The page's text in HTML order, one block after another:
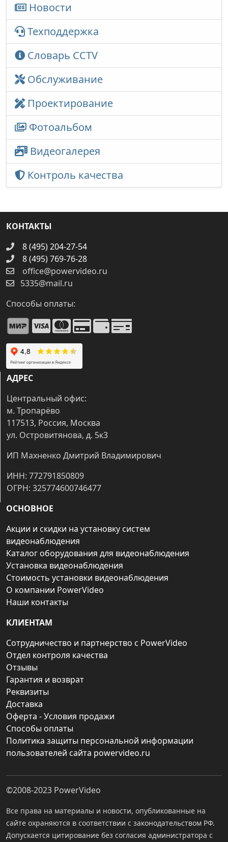
Новости
Техподдержка
Словарь CCTV
Обслуживание
Проектирование
Фотоальбом
Видеогалерея
Контроль качества
КОНТАКТЫ
8 (495) 204-27-54
8 (495) 769-76-28
office@powervideo.ru
5335@mail.ru
Способы оплаты:
АДРЕС
Центральный офис:
м. Тропарёво
117513, Россия, Москва
ул. Островитянова, д. 5к3
ИП Махненко Дмитрий Владимирович
ИНН: 772791850809
ОГРН: 325774600746477
ОСНОВНОЕ
Акции и скидки на установку систем
видеонаблюдения
Каталог оборудования для видеонаблюдения
Установка видеонаблюдения
Стоимость установки видеонаблюдения
О компании PowerVideo
Наши контакты
КЛИЕНТАМ
Сотрудничество и партнерство с PowerVideo
Отдел контроля качества
Отзывы
Гарантия и возврат
Реквизиты
Доставка
Оферта - Условия продажи
Способы оплаты
Политика защиты персональной информации
пользователей сайта powervideo.ru
©2008-2023 PowerVideo
Все права на материалы и новости, опубликованные на
сайте охраняются в соответствии с законодательством РФ.
Допускается цитирование без согласия администратора с